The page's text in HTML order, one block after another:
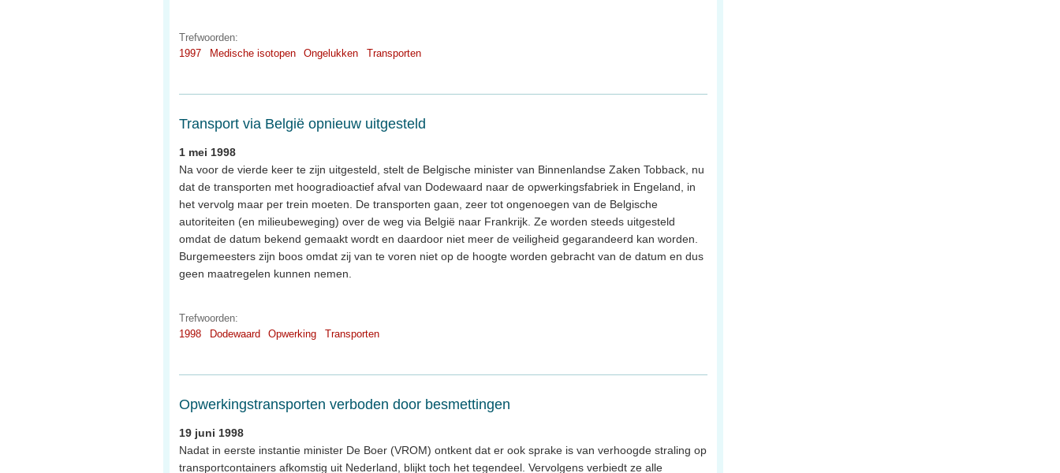
Trefwoorden:
1997
Medische isotopen Ongelukken Transporten
Transport via België opnieuw uitgesteld
1 mei 1998
Na voor de vierde keer te zijn uitgesteld, stelt de Belgische minister van Binnenlandse Zaken Tobback, nu
dat de transporten met hoogradioactief afval van Dodewaard naar de opwerkingsfabriek in Engeland, in
het vervolg maar per trein moeten. De transporten gaan, zeer tot ongenoegen van de Belgische
autoriteiten (en milieubeweging) over de weg via België naar Frankrijk. Ze worden steeds uitgesteld
omdat de datum bekend gemaakt wordt en daardoor niet meer de veiligheid gegarandeerd kan worden.
Burgemeesters zijn boos omdat zij van te voren niet op de hoogte worden gebracht van de datum en dus
geen maatregelen kunnen nemen.
Trefwoorden:
1998
Dodewaard Opwerking Transporten
Opwerkingstransporten verboden door besmettingen
19 juni 1998
Nadat in eerste instantie minister De Boer (VROM) ontkent dat er ook sprake is van verhoogde straling op
transportcontainers afkomstig uit Nederland, blijkt toch het tegendeel. Vervolgens verbiedt ze alle